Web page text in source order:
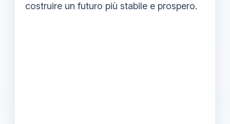
costruire un futuro più stabile e prospero.